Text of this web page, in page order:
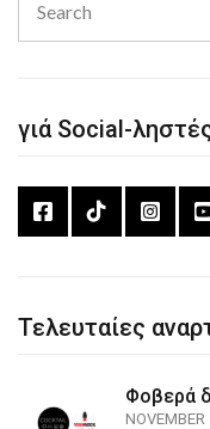
for:
γιά Social-
Τελευταίες
Φοβερά